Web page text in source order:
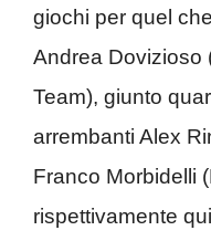
giochi per quel
Andrea Dovizioso
Team), giunto
arrembanti Alex
Franco Morbidelli
rispettivamente